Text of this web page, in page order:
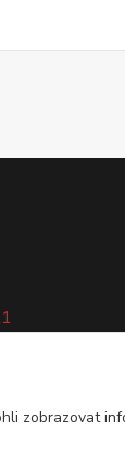
zobrazovat